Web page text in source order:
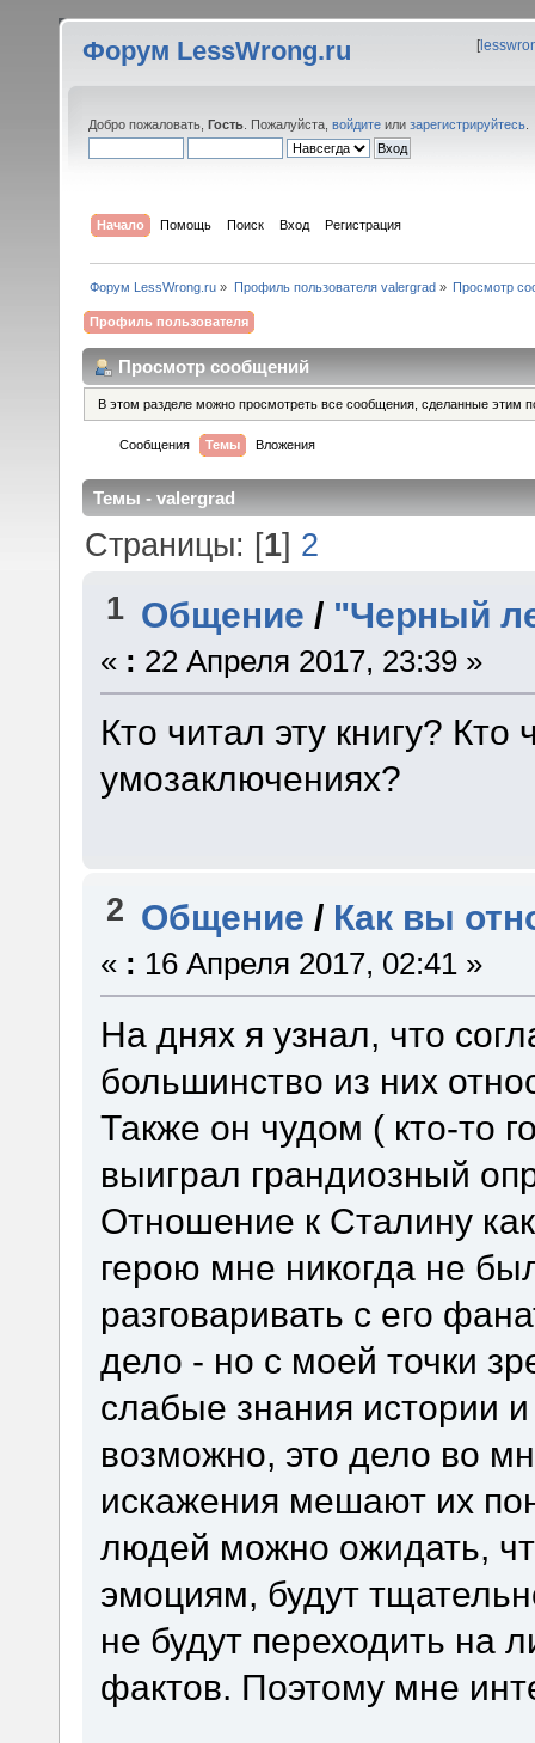
Форум LessWrong.ru [
Добро пожаловать, Гость . Пожалуйста, войдите или зарегистрируйтесь
Начало Помощь Поиск Вход Регистрация
Форум LessWrong.ru » Профиль пользователя valergrad» Просмотр
Профиль пользователя
Просмотр сообщений
В этом разделе можно просмотреть все сообщения, сделанные этим
Сообщения Темы Вложения
Темы - valergrad
Страницы: [1] 2
1 Общение / "Черный
« : 22 Апреля 2017, 23:39 »
Кто читал эту книгу?
умозаключениях?
2 Общение / Как вы
« : 16 Апреля 2017, 02:41 »
На днях я узнал, что
большинство из них
Также он чудом ( кто-то
выиграл грандиозный
Отношение к Сталину
герою мне никогда не
разговаривать с его
дело - но с моей точки
слабые знания истории
возможно, это дело во
искажения мешают их
людей можно ожидать,
эмоциям, будут
не будут переходить на
фактов. Поэтому мне